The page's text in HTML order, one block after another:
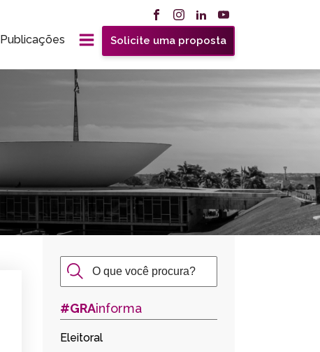
Publicações Solicite uma proposta
#GRAinforma
Eleitoral